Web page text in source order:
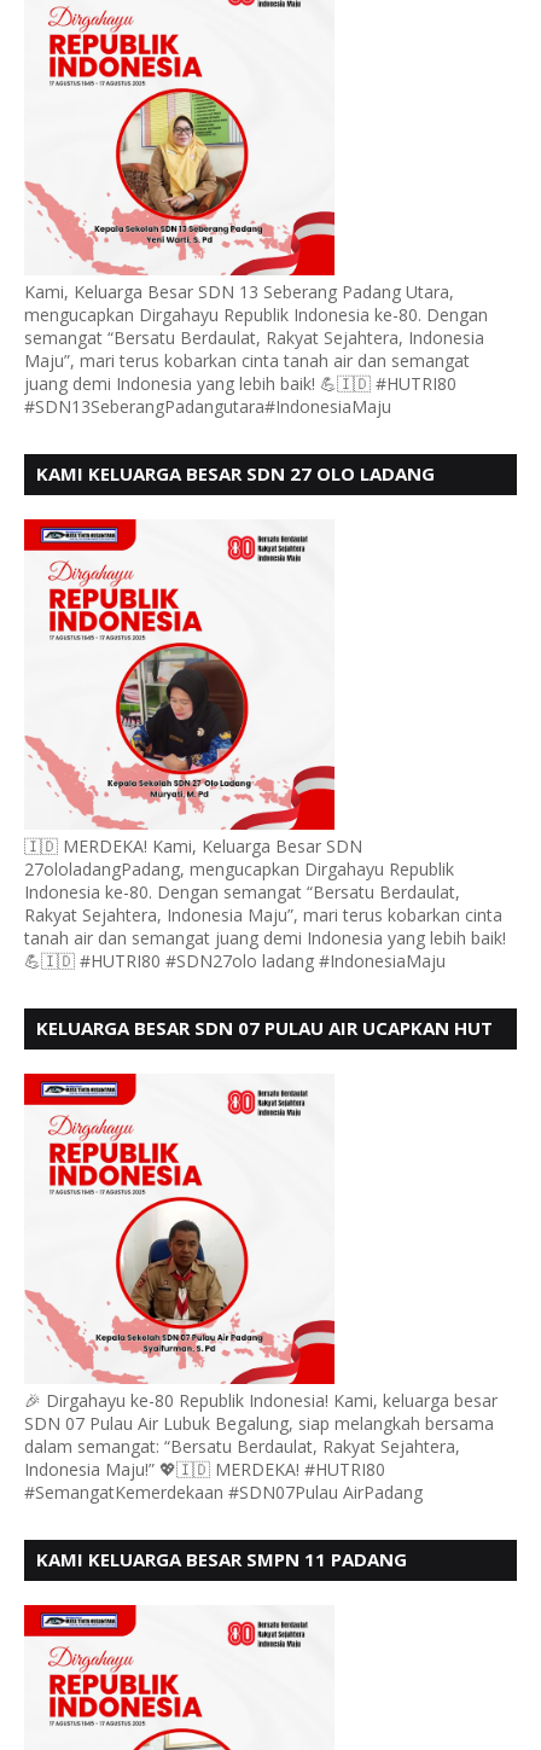
Kami, Keluarga Besar SDN 13 Seberang Padang Utara,
mengucapkan Dirgahayu Republik Indonesia ke-80. Dengan
semangat “Bersatu Berdaulat, Rakyat Sejahtera, Indonesia
Maju”, mari terus kobarkan cinta tanah air dan semangat
juang demi Indonesia yang lebih baik! 💪🇮🇩 #HUTRI80
#SDN13SeberangPadangutara#IndonesiaMaju
KAMI KELUARGA BESAR SDN 27 OLO LADANG
🇮🇩 MERDEKA! Kami, Keluarga Besar SDN
27ololadangPadang, mengucapkan Dirgahayu Republik
Indonesia ke-80. Dengan semangat “Bersatu Berdaulat,
Rakyat Sejahtera, Indonesia Maju”, mari terus kobarkan cinta
tanah air dan semangat juang demi Indonesia yang lebih baik!
💪🇮🇩 #HUTRI80 #SDN27olo ladang #IndonesiaMaju
KELUARGA BESAR SDN 07 PULAU AIR UCAPKAN HUT
🎉 Dirgahayu ke-80 Republik Indonesia! Kami, keluarga besar
SDN 07 Pulau Air Lubuk Begalung, siap melangkah bersama
dalam semangat: “Bersatu Berdaulat, Rakyat Sejahtera,
Indonesia Maju!” 💖🇮🇩 MERDEKA! #HUTRI80
#SemangatKemerdekaan #SDN07Pulau AirPadang
KAMI KELUARGA BESAR SMPN 11 PADANG
BERDAULAT